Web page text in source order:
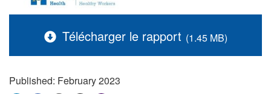
Télécharger le rapport (1.45 MB)
Published: February 2023